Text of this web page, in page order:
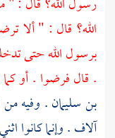
الله؟ قال : " ألا
برسول الله حتى
. قال فرضوا . أو
بن سليمان. وفيه من
آلاف . وإنما كانوا